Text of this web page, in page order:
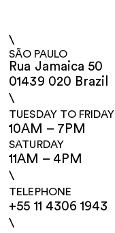
\
SÃO PAULO
Rua Jamaica 50
01439 020 Brazil
\
TUESDAY TO FRIDAY
10AM – 7PM
SATURDAY
11AM – 4PM
\
TELEPHONE
+55 11 4306 1943
\